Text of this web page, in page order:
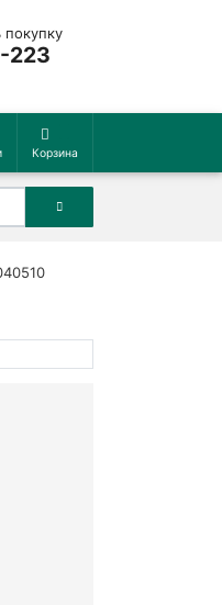
223
Корзина